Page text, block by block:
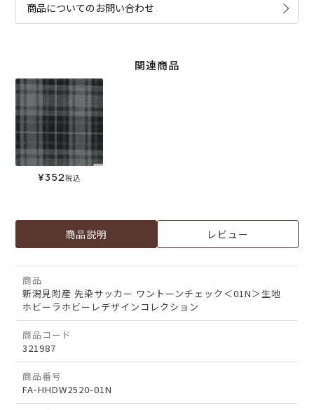
商品についてのお問い合わせ
関連商品
¥352税込
商品説明 レビュー
商品
新潟見附産 先染サッカー ワントーンチェック＜01N＞生地
ホビーラホビーレデザインコレクション
商品コード
321987
商品番号
FA-HHDW2520-01N